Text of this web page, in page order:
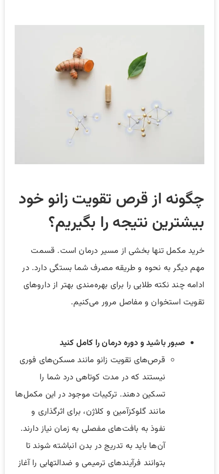
چگونه از قرص تقویت زانو خود
بیشترین نتیجه را بگیریم؟
خرید مکمل تنها بخشی از مسیر درمان است. قسمت
مهم دیگر به نحوه و طریقه مصرف شما بستگی دارد. در
ادامه چند نکته طلایی را برای بهره‌مندی بهتر از داروهای
تقویت استخوان و مفاصل مرور می‌کنیم.
صبور باشید و دوره درمان را کامل کنید
قرص‌های تقویت زانو مانند مسکن‌های فوری
نیستند که در مدت کوتاهی درد شما را
تسکین دهند. ترکیبات موجود در این مکمل‌ها
مانند گلوکزآمین و کلاژن، برای اثرگذاری و
نفوذ به بافت‌های مفصلی به زمان نیاز دارند.
آن‌ها باید به تدریج در بدن انباشته شوند تا
بتوانند فرآیندهای ترمیمی و ضدالتهابی را آغاز